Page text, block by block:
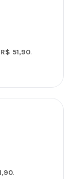
51,90.
.